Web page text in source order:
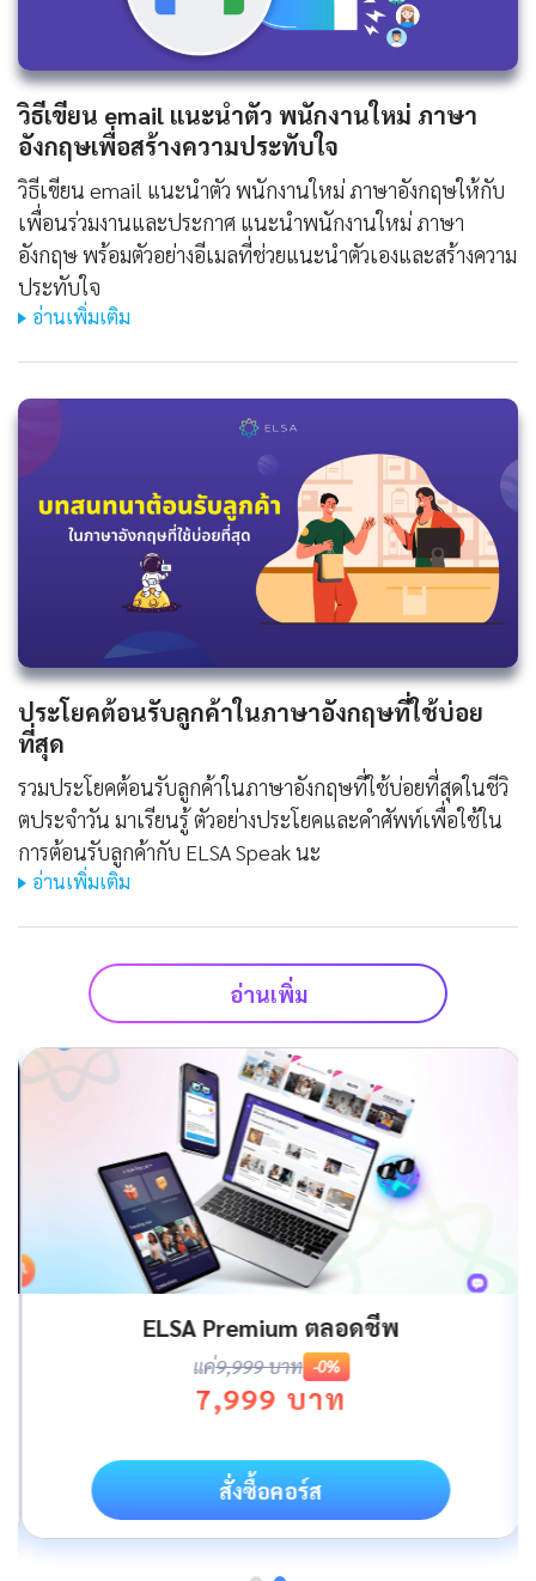
วิธีเขียน email แนะนําตัว พนักงานใหม่ ภาษา
อังกฤษเพื่อสร้างความประทับใจ
วิธีเขียน email แนะนําตัว พนักงานใหม่ ภาษาอังกฤษให้กับ
เพื่อนร่วมงานและประกาศ แนะนําพนักงานใหม่ ภาษา
อังกฤษ พร้อมตัวอย่างอีเมลที่ช่วยแนะนำตัวเองและสร้างความ
ประทับใจ
อ่านเพิ่มเติม
ประโยคต้อนรับลูกค้าในภาษาอังกฤษที่ใช้บ่อย
ที่สุด
รวมประโยคต้อนรับลูกค้าในภาษาอังกฤษที่ใช้บ่อยที่สุดในชีวิ
ตประจําวัน มาเรียนรู้ ตัวอย่างประโยคและคำศัพท์เพื่อใช้ใน
การต้อนรับลูกค้ากับ ELSA Speak นะ
อ่านเพิ่มเติม
อ่านเพิ่ม
ELSA Premium ตลอดชีพ
แค่9,999 บาท -0%
7,999 บาท
สั่งซื้อคอร์ส